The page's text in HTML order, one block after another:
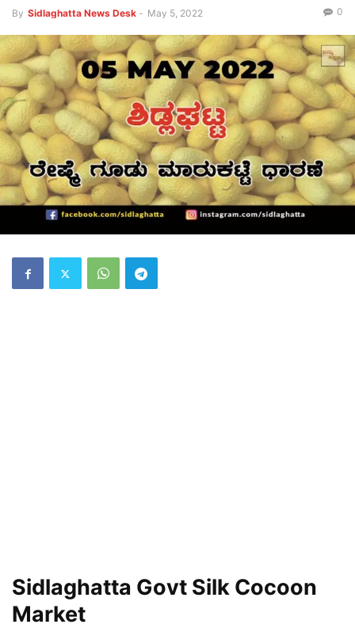
By Sidlaghatta News Desk - May 5, 2022 0
Sidlaghatta Govt Silk Cocoon
Market